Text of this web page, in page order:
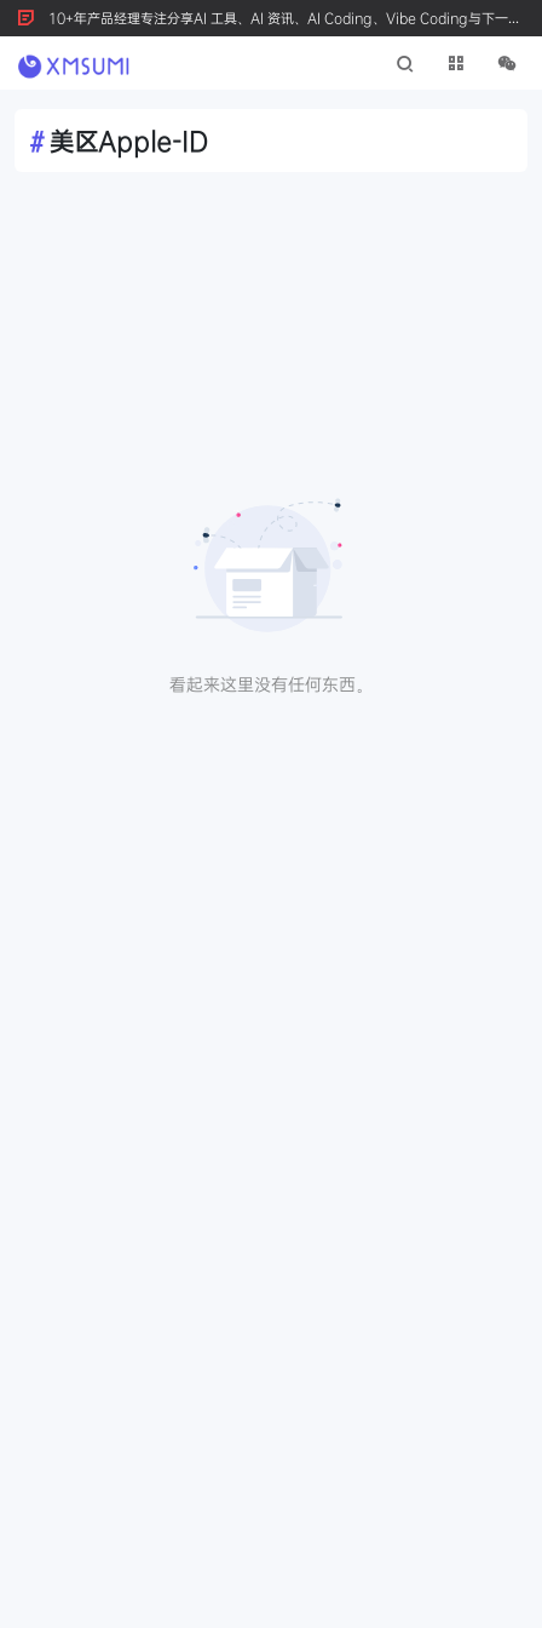
10+年产品经理专注分享AI 工具、AI 资讯、AI Coding、Vibe Coding与下一代
产品创新，按 Ctrl+D 收藏我们
#美区Apple-ID
看起来这里没有任何东西。